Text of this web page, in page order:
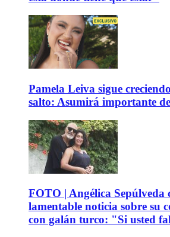
Pamela Leiva sigue
salto: Asumirá importante
FOTO | Angélica Sepúlveda
lamentable noticia sobre su
con galán turco: "Si usted